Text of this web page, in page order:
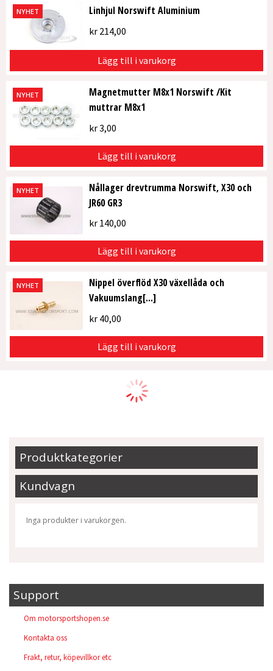
NYHET Linhjul Norswift Aluminium
kr214,00
Lägg till i varukorg
NYHET
Magnetmutter M8x1 Norswift /Kit
muttrar M8x1
kr3,00
Lägg till i varukorg
NYHET
Nållager drevtrumma Norswift, X30 och
JR60 GR3
kr140,00
Lägg till i varukorg
NYHET
Nippel överflöd X30 växellåda och
Vakuumslang[...]
kr40,00
Lägg till i varukorg
Produktkategorier
Kundvagn
Inga produkter i varukorgen.
Support
Om motorsportshopen.se
Kontakta oss
Frakt, retur, köpevillkor etc